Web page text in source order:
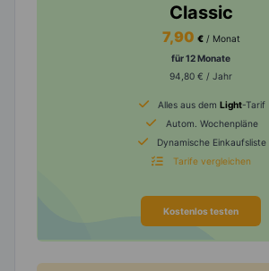
Classic
7,90 € / Monat
für 12 Monate
94,80 € / Jahr
Alles aus dem Light-Tarif
Autom. Wochenpläne
Dynamische Einkaufsliste
Tarife vergleichen
Kostenlos testen